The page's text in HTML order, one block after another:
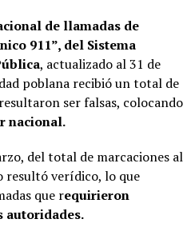
de llamadas de
911”, del Sistema
, actualizado al 31 de
poblana recibió un total de
ser falsas, colocando
nacional.
del total de marcaciones al
resultó verídico, lo que
que requirieron
autoridades.